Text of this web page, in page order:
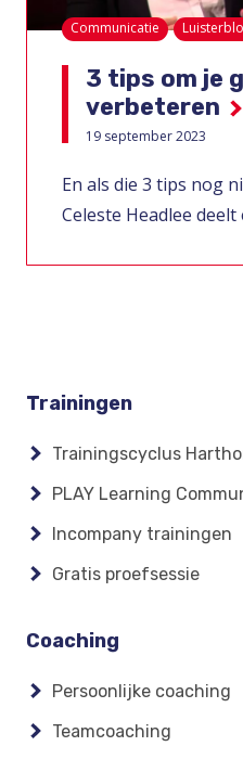
Communicatie
3 tips om je
verbeteren
19 september 2023
En als die 3 tips nog
Celeste Headlee
Footer
menu
Trainingen
Trainingscyclus
PLAY Learning
Incompany trainingen
Gratis proefsessie
Coaching
Persoonlijke coaching
Teamcoaching